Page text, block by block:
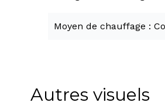
Moyen de chauffage
Autres visuels